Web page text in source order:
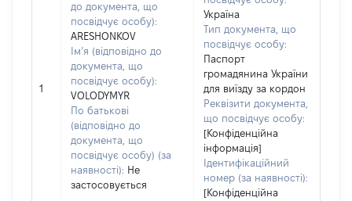
1
до документа, що
посвідчує особу):
ARESHONKOV
Ім’я (відповідно до
документа, що
посвідчує особу):
VOLODYMYR
По батькові
(відповідно до
документа, що
посвідчує особу) (за
наявності): Не
застосовується
Україна
Тип документа, що
посвідчує особу:
Паспорт
громадянина України
для виїзду за кордон
Реквізити документа,
що посвідчує особу:
[Конфіденційна
інформація]
Ідентифікаційний
номер (за наявності):
[Конфіденційна